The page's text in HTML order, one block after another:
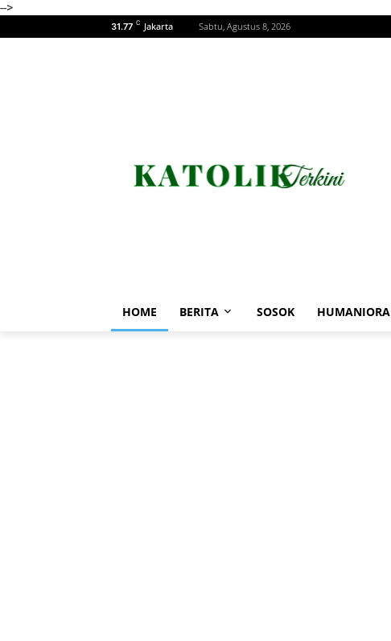
-->
31.77 C Jakarta Sabtu, Agustus 8, 2026
HOME BERITA SOSOK HUMANIORA